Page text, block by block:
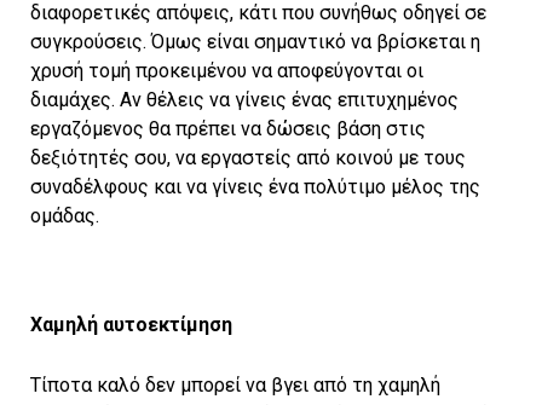
διαφορετικές απόψεις, κάτι που συνήθως οδηγεί σε
συγκρούσεις. Όμως είναι σημαντικό να βρίσκεται η
χρυσή τομή προκειμένου να αποφεύγονται οι
διαμάχες. Αν θέλεις να γίνεις ένας επιτυχημένος
εργαζόμενος θα πρέπει να δώσεις βάση στις
δεξιότητές σου, να εργαστείς από κοινού με τους
συναδέλφους και να γίνεις ένα πολύτιμο μέλος της
ομάδας.
Χαμηλή αυτοεκτίμηση
Τίποτα καλό δεν μπορεί να βγει από τη χαμηλή